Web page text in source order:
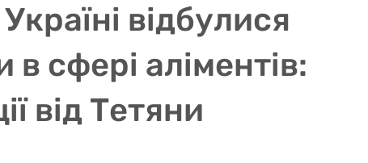
відбулися
в сфері аліментів:
від Тетяни